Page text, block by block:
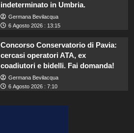
indeterminato in Umbria.
Germana Bevilacqua
6 Agosto 2026 : 13:15
Concorso Conservatorio di Pavia:
cercasi operatori ATA, ex
coadiutori e bidelli. Fai domanda!
Germana Bevilacqua
6 Agosto 2026 : 7:10